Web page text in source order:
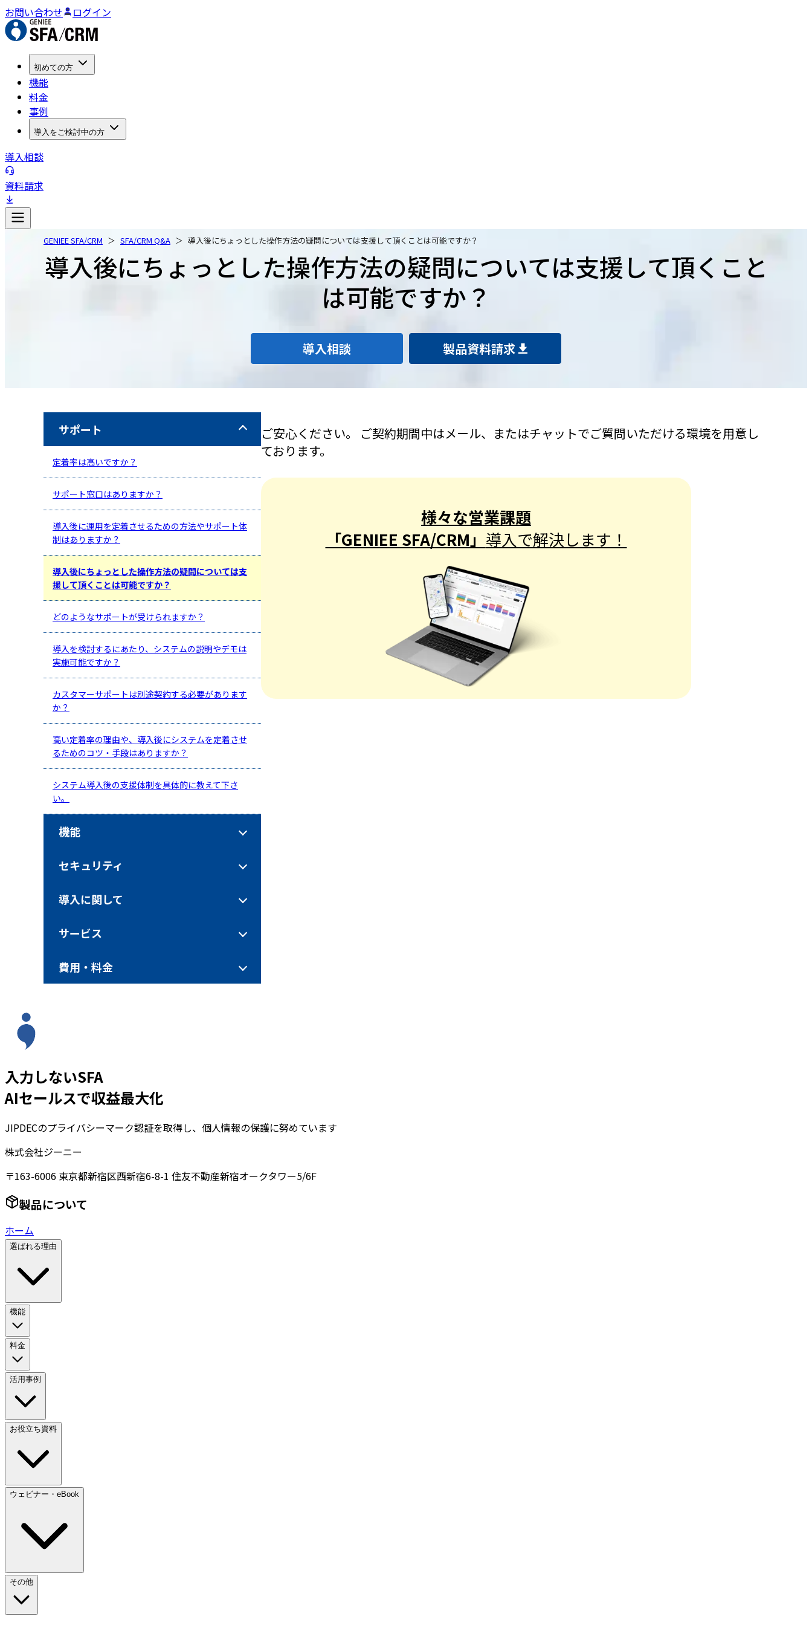
お問い合わせ ログイン
初めての方
機能
料金
事例
導入をご検討中の方
導入相談
資料請求
GENIEE SFA/CRM SFA/CRM Q&A 導入後にちょっとした操作方法の疑問については支援して頂くことは可能ですか？
導入後にちょっとした操作方法の疑問については支援して頂くこと
は可能ですか？
導入相談 製品資料請求
サポート
定着率は高いですか？
サポート窓口はありますか？
導入後に運用を定着させるための方法やサポート体
制はありますか？
導入後にちょっとした操作方法の疑問については支
援して頂くことは可能ですか？
どのようなサポートが受けられますか？
導入を検討するにあたり、システムの説明やデモは
実施可能ですか？
カスタマーサポートは別途契約する必要があります
か？
高い定着率の理由や、導入後にシステムを定着させ
るためのコツ・手段はありますか？
システム導入後の支援体制を具体的に教えて下さ
い。
機能
セキュリティ
導入に関して
サービス
費用・料金
ご安心ください。 ご契約期間中はメール、またはチャットでご質問いただける環境を用意し
ております。
様々な営業課題
「GENIEE SFA/CRM」 導入で解決します！
入力しないSFA
AIセールスで収益最大化
JIPDECのプライバシーマーク認証を取得し、個人情報の保護に努めています
株式会社ジーニー
〒163-6006 東京都新宿区西新宿6-8-1 住友不動産新宿オークタワー5/6F
製品について
ホーム
選ばれる理由
機能
料金
活用事例
お役立ち資料
ウェビナー・eBook
その他